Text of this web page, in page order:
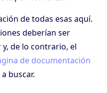
de todas esas aquí.
deberían ser
de lo contrario, el
de documentación
buscar.